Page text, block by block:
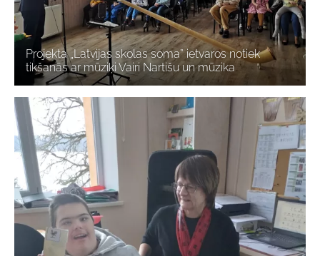
Projekta „Latvijas skolas soma” ietvaros notiek
tikšanās ar mūziķi Vairi Nartišu un mūzika